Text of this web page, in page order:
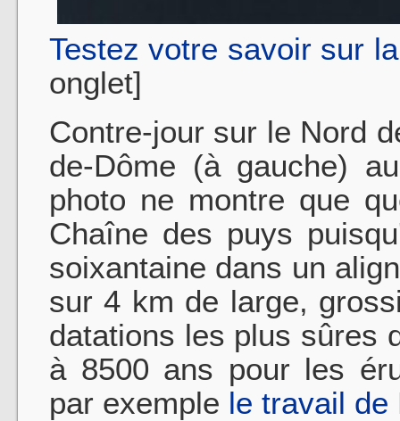
Testez votre savoir sur
onglet]
Contre-jour sur le Nord
de-Dôme (à gauche)
photo ne montre que
Chaîne des puys
soixantaine dans un
sur 4 km de large,
datations les plus sûres
à 8500 ans pour les
par exemple le travail de